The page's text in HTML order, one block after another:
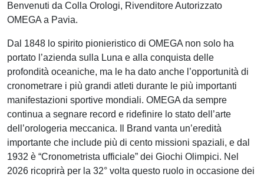
Benvenuti da Colla Orologi, Rivenditore Autorizzato
OMEGA a Pavia.
Dal 1848 lo spirito pionieristico di OMEGA non solo ha
portato l’azienda sulla Luna e alla conquista delle
profondità oceaniche, ma le ha dato anche l’opportunità di
cronometrare i più grandi atleti durante le più importanti
manifestazioni sportive mondiali. OMEGA da sempre
continua a segnare record e ridefinire lo stato dell’arte
dell’orologeria meccanica. Il Brand vanta un’eredità
importante che include più di cento missioni spaziali, e dal
1932 è “Cronometrista ufficiale” dei Giochi Olimpici. Nel
2026 ricoprirà per la 32° volta questo ruolo in occasione dei